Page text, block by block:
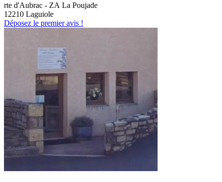
rte d'Aubrac - ZA La Poujade
12210 Laguiole
Déposez le premier avis !